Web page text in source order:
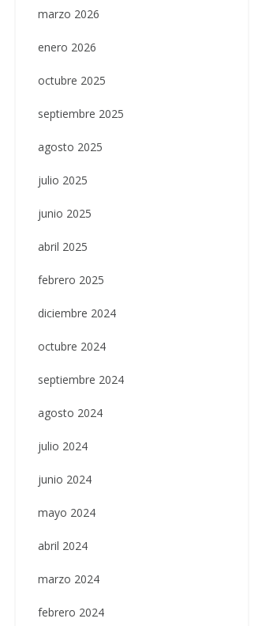
marzo 2026
enero 2026
octubre 2025
septiembre 2025
agosto 2025
julio 2025
junio 2025
abril 2025
febrero 2025
diciembre 2024
octubre 2024
septiembre 2024
agosto 2024
julio 2024
junio 2024
mayo 2024
abril 2024
marzo 2024
febrero 2024